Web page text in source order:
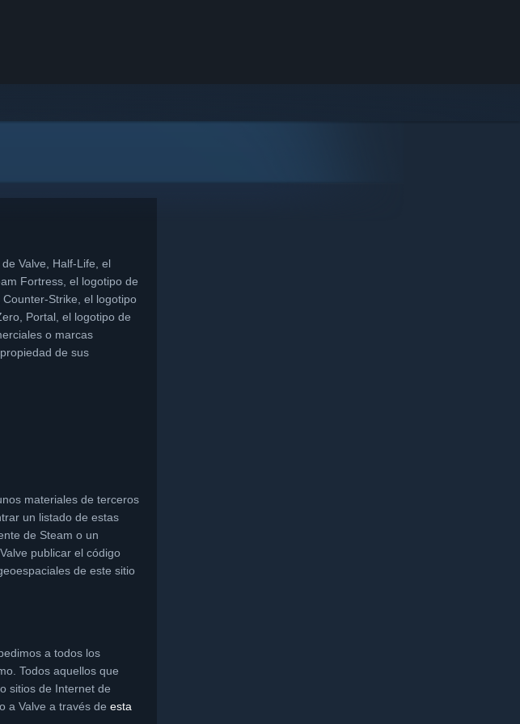
Valve, Half-Life, el
Fortress, el logotipo de
Strike, el logotipo
Portal, el logotipo de
o marcas
de sus
materiales de terceros
un listado de estas
de Steam o un
publicar el código
de este sitio
a todos los
Todos aquellos que
sitios de Internet de
a Valve a través de esta